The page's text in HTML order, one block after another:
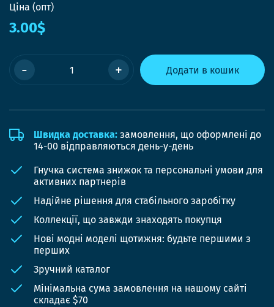
Ціна (опт)
3.00$
- + Додати в кошик
Швидка доставка: замовлення, що оформлені до
14-00 відправляються день-у-день
Гнучка система знижок та персональні умови для
активних партнерів
Надійне рішення для стабільного заробітку
Коллекції, що завжди знаходять покупця
Нові модні моделі щотижня: будьте першими з
перших
Зручний каталог
Мінімальна сума замовлення на нашому сайті
складає $70